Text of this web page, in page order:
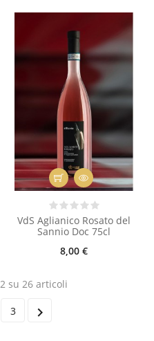
VdS Aglianico Rosato del
Sannio Doc 75cl
8,00 €
su 26 articoli
3 